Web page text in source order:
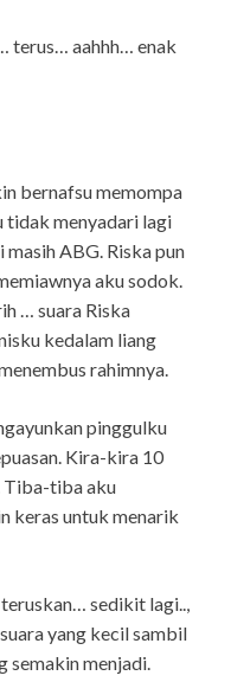
terus… aahhh… enak
bernafsu memompa
tidak menyadari lagi
ABG. Riska pun
aku sodok.
… suara Riska
kedalam liang
rahimnya.
pinggulku
Kira-kira 10
Tiba-tiba aku
keras untuk menarik
sedikit lagi..,
yang kecil sambil
semakin menjadi.